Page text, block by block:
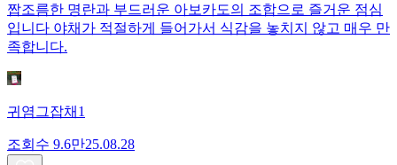
짭조름한 명란과 부드러운 아보카도의 조합으로 즐거운 점심
입니다 야채가 적절하게 들어가서 식감을 놓치지 않고 매우 만
족합니다.
귀염그잡채1
조회수 9.6만25.08.28